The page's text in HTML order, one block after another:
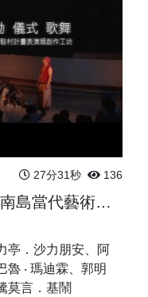
27分31秒 136
2010 表演藝術駐館創作《南島當代藝術：身體 勞動 儀式 歌舞 & 瓦器裡的寶貝》-創作
亭．沙力朋安、阿
‧ 瑪迪霖、郭明
莫言．基鬧